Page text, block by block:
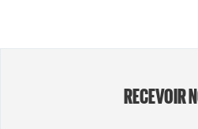
RECEVOIR